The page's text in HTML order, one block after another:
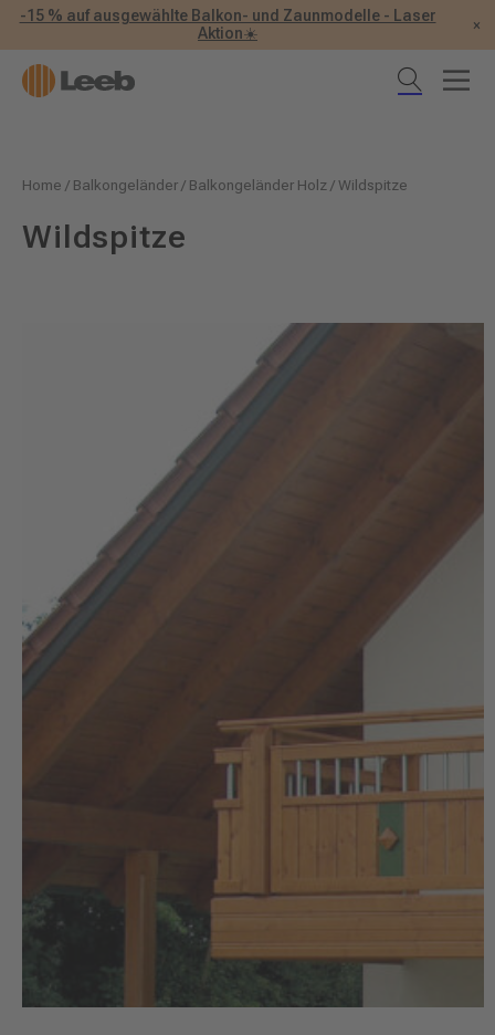
-15 % auf ausgewählte Balkon- und Zaunmodelle - Laser
Aktion☀️
×
Home / Balkongeländer/ Balkongeländer Holz/Wildspitze
Wildspitze